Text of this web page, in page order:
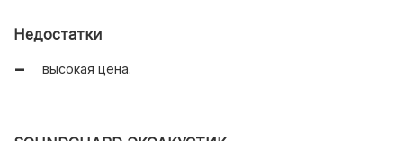
Недостатки
высокая цена.